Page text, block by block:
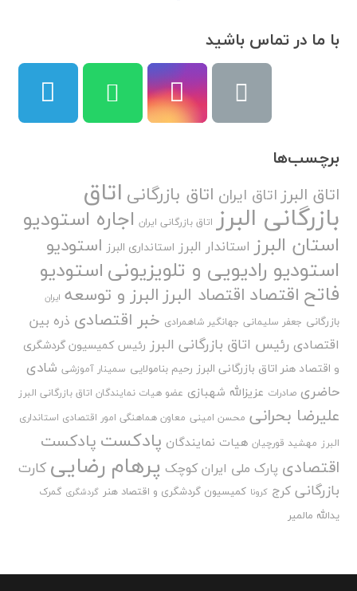
با ما در تماس باشید
برچسب‌ها
اتاق البرز اتاق ایران اتاق بازرگانی اتاق
بازرگانی البرز اتاق بازرگانی ایران اجاره استودیو
استان البرز استاندار البرز استانداری البرز استودیو
استودیو رادیویی و تلویزیونیاستودیو
فاتح اقتصاد اقتصاد البرزالبرز و توسعه ایران
بازرگانی جعفر سلیمانی جهانگیر شاهمرادی خبر اقتصادی ذره بین
اقتصادی رئیس اتاق بازرگانی البرز رئیس کمیسیون گردشگری
و اقتصاد هنر اتاق بازرگانی البرز رحیم بنامولایی سمینار آموزشی شادی
حاضری صادرات عزیزالله شهبازی عضو هیات نمایندگان اتاق بازرگانی البرز
علیرضا بحرانی محسن امینی معاون هماهنگی امور اقتصادی استانداری
البرز مهشید قورچیان هیات نمایندگان پادکست پادکست
اقتصادی پارک ملی ایران کوچک پرهام رضایی کارت
بازرگانی کرج کرونا کمیسیون گردشگری و اقتصاد هنر گردشگری گمرک
یدالله مالمیر